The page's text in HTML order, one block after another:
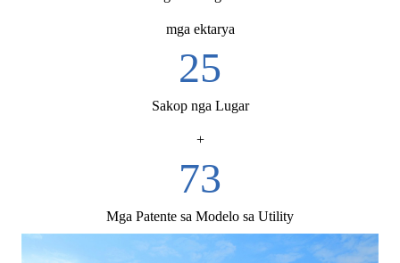
mga ektarya
30
Sakop nga Lugar
+
88
Mga Patente sa Modelo sa Utility